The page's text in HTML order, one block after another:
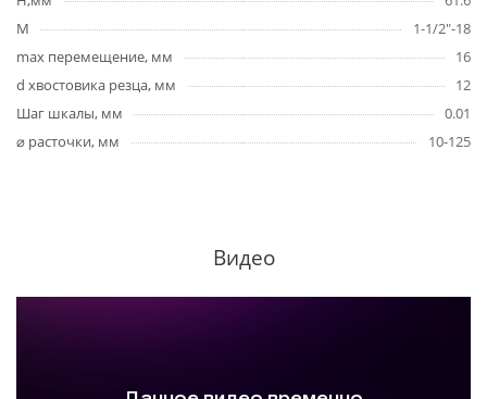
M
1-1/2"-18
max перемещение, мм
16
d хвостовика резца, мм
12
Шаг шкалы, мм
0.01
⌀ расточки, мм
10-125
Видео